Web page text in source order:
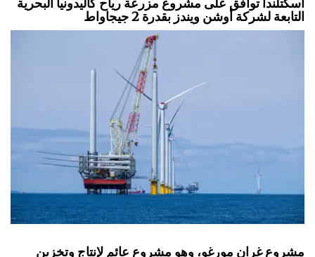
اسكتلندا توافق على مشروع مزرعة رياح كاليدونيا البحرية
التابعة لشركة أوشن ويندز بقدرة 2 جيجاواط